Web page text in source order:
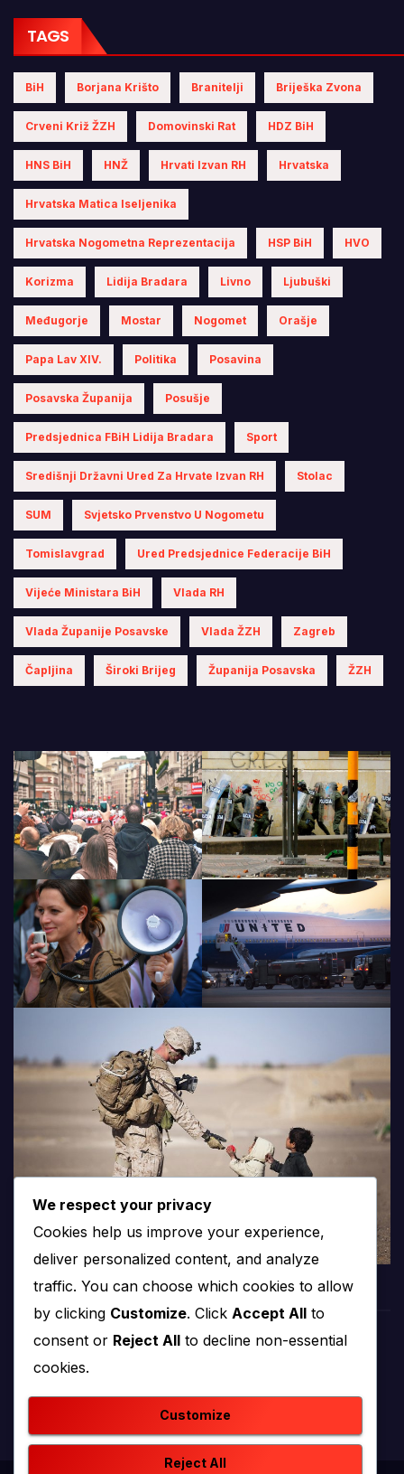
TAGS
BiH Borjana Krišto Branitelji Briješka Zvona
Crveni Križ ŽZH Domovinski Rat HDZ BiH
HNS BiH HNŽ Hrvati Izvan RH Hrvatska
Hrvatska Matica Iseljenika
Hrvatska Nogometna Reprezentacija HSP BiH HVO
Korizma Lidija Bradara Livno Ljubuški
Međugorje Mostar Nogomet Orašje
Papa Lav XIV. Politika Posavina
Posavska Županija Posušje
Predsjednica FBiH Lidija Bradara Sport
Središnji Državni Ured Za Hrvate Izvan RH Stolac
SUM Svjetsko Prvenstvo U Nogometu
Tomislavgrad Ured Predsjednice Federacije BiH
Vijeće Ministara BiH Vlada RH
Vlada Županije Posavske Vlada ŽZH Zagreb
Čapljina Široki Brijeg Županija Posavska ŽZH
produkcija i emitiranje tv programa
We respect your privacy
Cookies help us improve your experience,
deliver personalized content, and analyze
traffic. You can choose which cookies to allow
by clicking Customize. Click Accept All to
consent or Reject All to decline non-essential
cookies.
Customize
Reject All